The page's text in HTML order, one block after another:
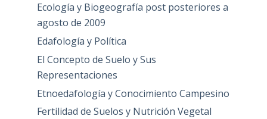
Ecología y Biogeografía post posteriores a
agosto de 2009
Edafología y Política
El Concepto de Suelo y Sus
Representaciones
Etnoedafología y Conocimiento Campesino
Fertilidad de Suelos y Nutrición Vegetal